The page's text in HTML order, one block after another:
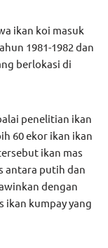
ikan koi masuk
1981-1982 dan
berlokasi di
penelitian ikan
60 ekor ikan ikan
ikan mas
antara putih dan
dengan
ikan kumpay yang